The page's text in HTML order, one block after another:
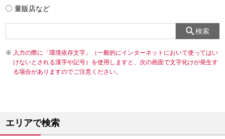
量販店など
検索
入力の際に「環境依存文字」（一般的にインターネットにおいて使ってはい
けないとされる漢字や記号）を使用しますと、次の画面で文字化けが発生す
る場合がありますのでご注意ください。
エリアで検索